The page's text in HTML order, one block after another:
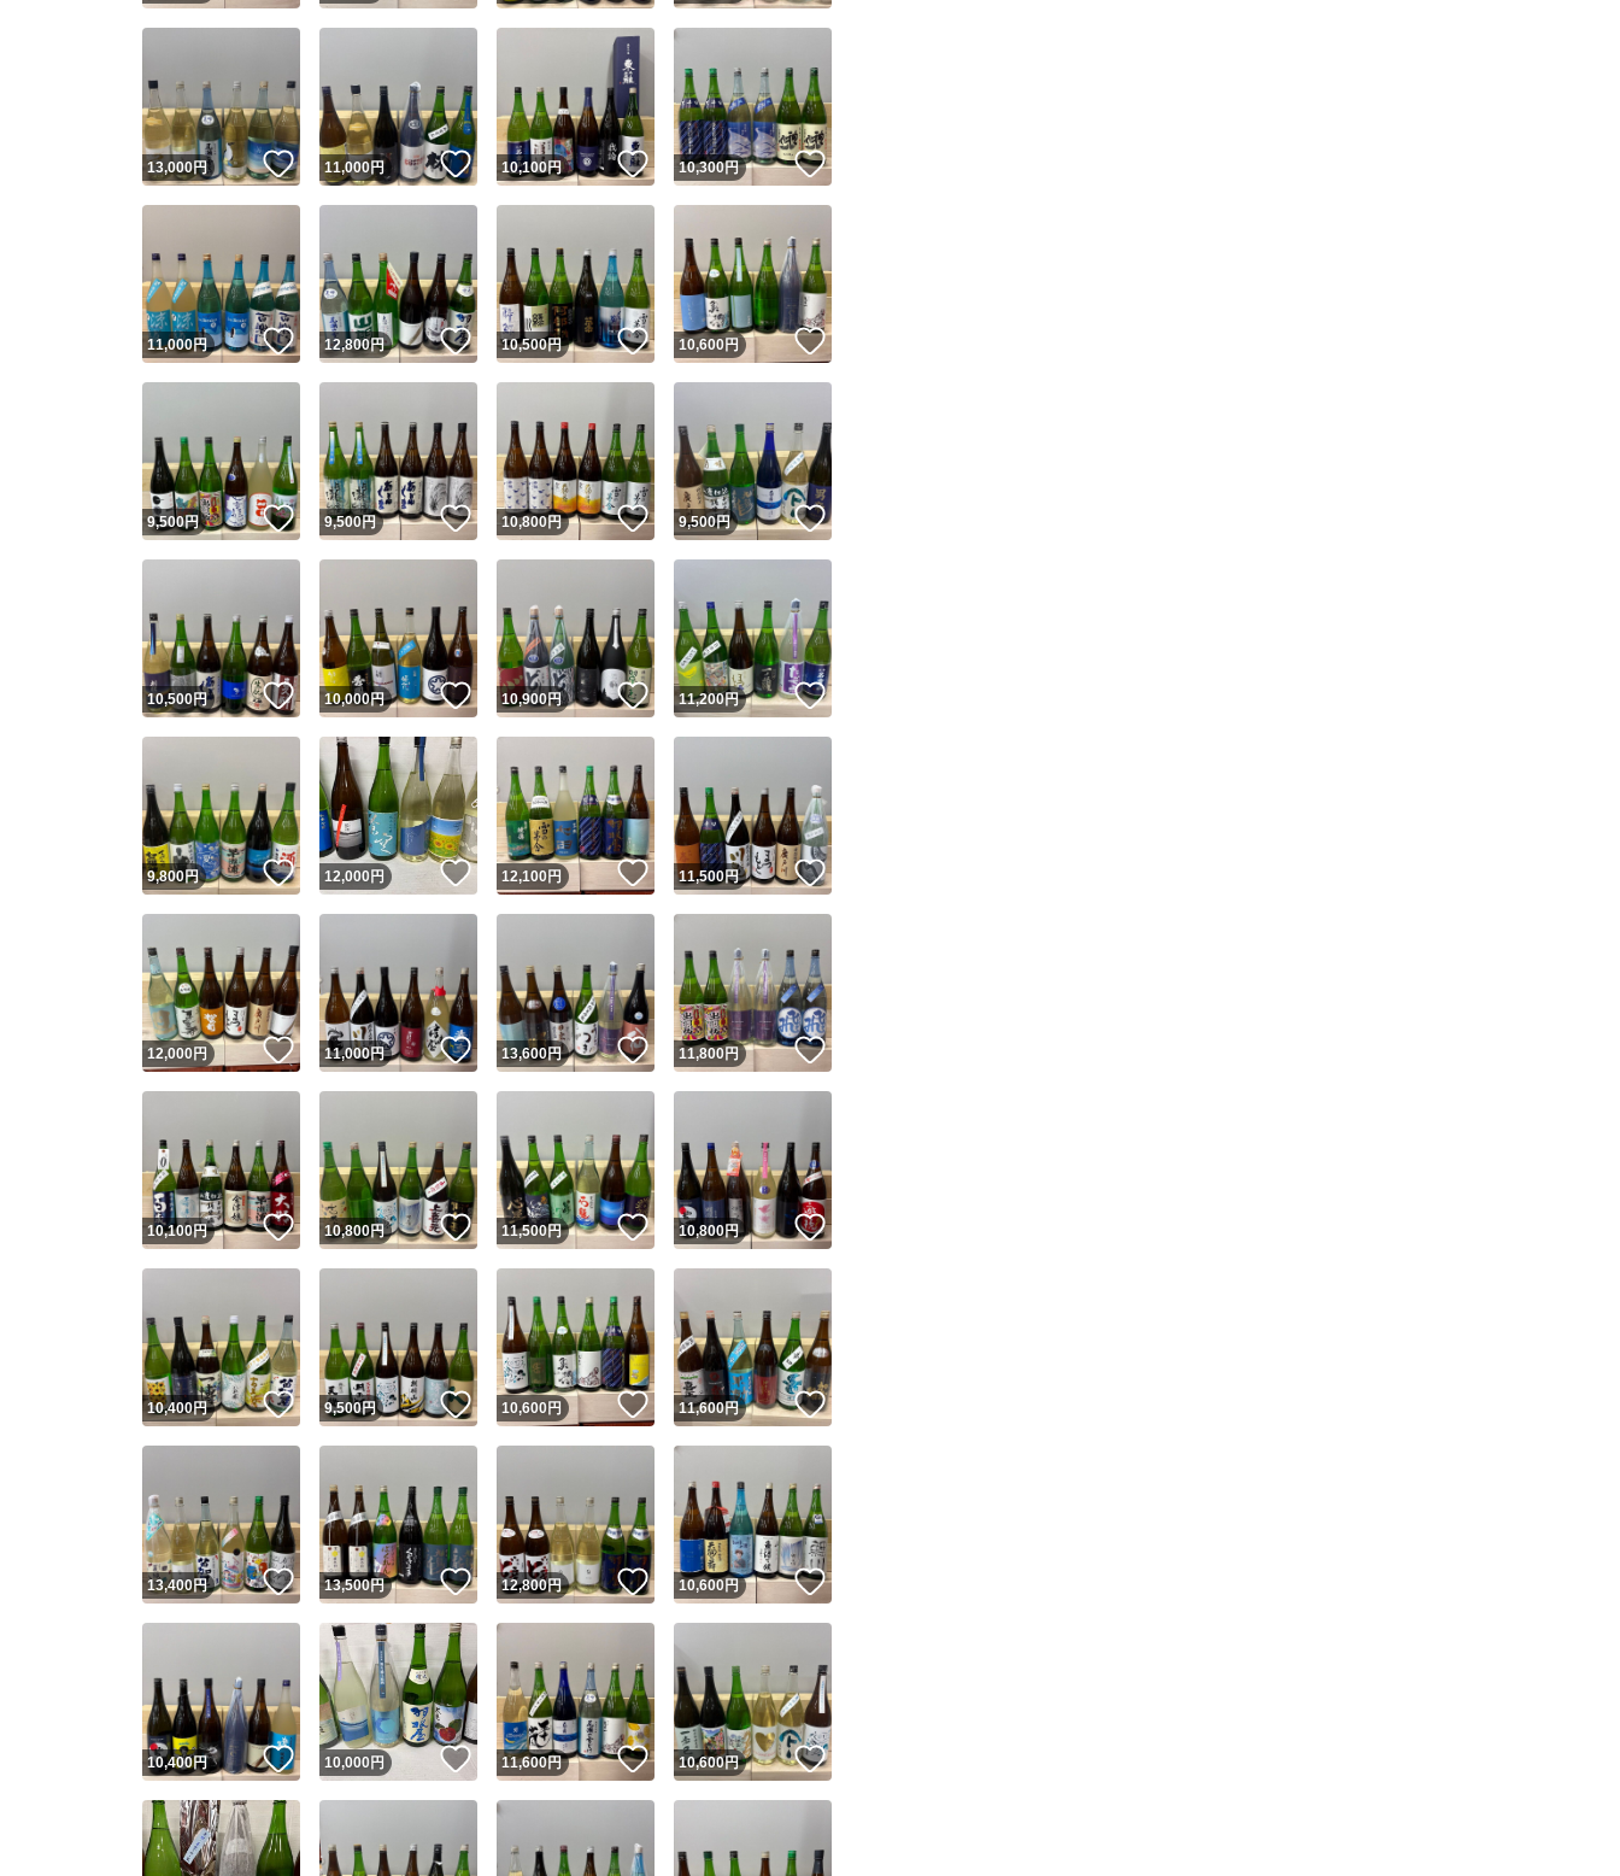
Yahoo!フリマが定めた一定の基準を満たしたユーザーにバッジを付与しています
安心取引出品者 Yahoo!フリマの基準をクリアした安心・安全なユーザーです
取引実績
このユーザーはYahoo!フリマの取引を完了させた実績があります
他フリマ実績◯+ このユーザーは他フリマサービスでの取引実績があります
スピード&安心発送
※このバッジは実績に基づく表示であり、発送を保証しているものではありません
スピード＆安心発送
このユーザーは高頻度で24時間以内＆設定した発送日数内に発送してい
ます
スピード発送 このユーザーは高頻度で24時間以内に発送しています
安心発送 このユーザーは設定した発送日数内に発送しています
この商品の情報をコピーします
商品画像の無断転載は禁止されています
出品ページへ
13,000円 いいね！
11,000円 いいね！
10,100円 いいね！
10,300円 いいね！
11,000円 いいね！
12,800円 いいね！
10,500円 いいね！
10,600円 いいね！
9,500円 いいね！
9,500円 いいね！
10,800円 いいね！
9,500円 いいね！
10,500円 いいね！
10,000円 いいね！
10,900円 いいね！
11,200円 いいね！
9,800円 いいね！
12,000円 いいね！
12,100円 いいね！
11,500円 いいね！
12,000円 いいね！
11,000円 いいね！
13,600円 いいね！
11,800円 いいね！
10,100円 いいね！
10,800円 いいね！
11,500円 いいね！
10,800円 いいね！
10,400円 いいね！
9,500円 いいね！
10,600円 いいね！
11,600円 いいね！
13,400円 いいね！
13,500円 いいね！
12,800円 いいね！
10,600円 いいね！
10,400円 いいね！
10,000円 いいね！
11,600円 いいね！
10,600円 いいね！